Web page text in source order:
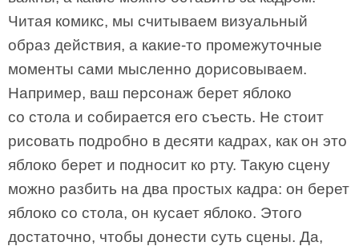
Читая комикс, мы считываем визуальный
образ действия, а какие-то промежуточные
моменты сами мысленно дорисовываем.
Например, ваш персонаж берет яблоко
со стола и собирается его съесть. Не стоит
рисовать подробно в десяти кадрах, как он это
яблоко берет и подносит ко рту. Такую сцену
можно разбить на два простых кадра: он берет
яблоко со стола, он кусает яблоко. Этого
достаточно, чтобы донести суть сцены. Да,